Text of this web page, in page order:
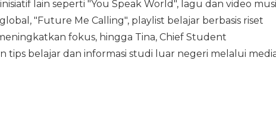
lain seperti "You Speak World", lagu dan video
"Future Me Calling", playlist belajar berbasis riset
fokus, hingga Tina, Chief Student
tips belajar dan informasi studi luar negeri melalui